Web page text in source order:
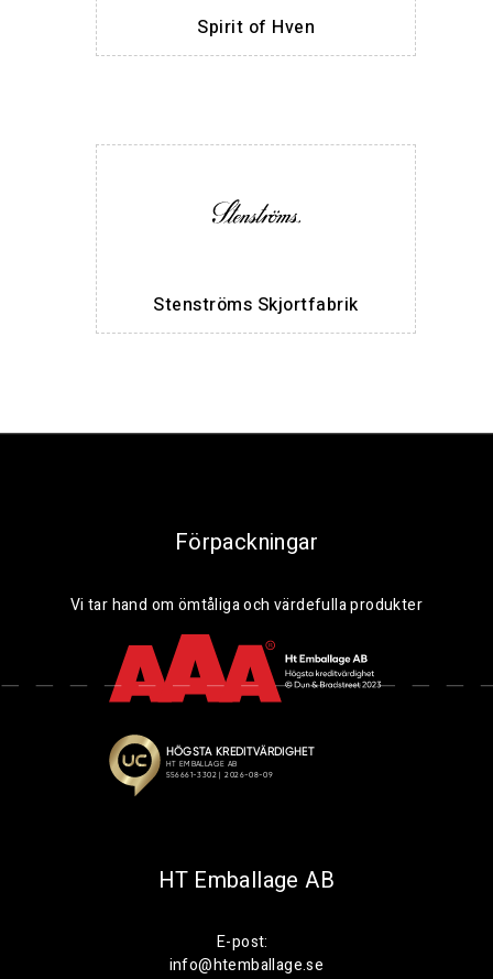
Spirit of Hven
Stenströms Skjortfabrik
Förpackningar
Vi tar hand om ömtåliga och värdefulla produkter
HT Emballage AB
E-post:
info@htemballage.se